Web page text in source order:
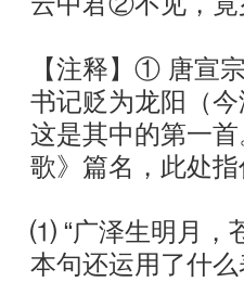
【注释】① 唐宣
书记贬为龙阳（
这是其中的第一
歌》篇名，此处指
⑴ “广泽生明月，
本句还运用了什